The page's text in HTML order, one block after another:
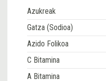
Azukreak
Gatza (Sodioa)
Azido Folikoa
C Bitamina
A Bitamina